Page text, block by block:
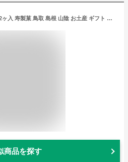
白ウサギフィナンシェ 12ヶ入 寿製菓 鳥取 島根 山陰 お土産 ギフト 贈り物 プレゼント 内祝 因幡の白うさぎ
商品を探す